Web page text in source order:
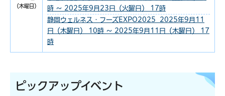
（木曜日）
時 ～ 2025年9月23日（火曜日） 17時
静岡ウェルネス・フーズEXPO2025 2025年9月11
日（木曜日） 10時 ～ 2025年9月11日（木曜日） 17
時
ピックアップイベント